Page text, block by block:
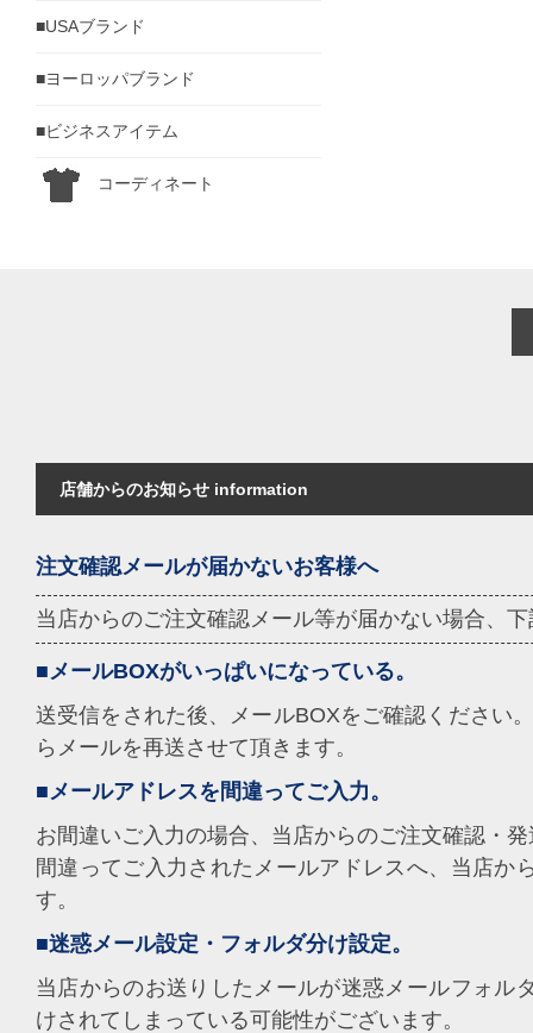
■USAブランド
■ヨーロッパブランド
■ビジネスアイテム
コーディネート
店舗からのお知らせ information
注文確認メールが届かないお客様へ
当店からのご注文確認メール等が届かない場合、
■メールBOXがいっぱいになっている。
送受信をされた後、メールBOXをご確認ください
らメールを再送させて頂きます。
■メールアドレスを間違ってご入力。
お間違いご入力の場合、当店からのご注文確認・
間違ってご入力されたメールアドレスへ、当店か
す。
■迷惑メール設定・フォルダ分け設定。
当店からのお送りしたメールが迷惑メールフォル
けされてしまっている可能性がございます。